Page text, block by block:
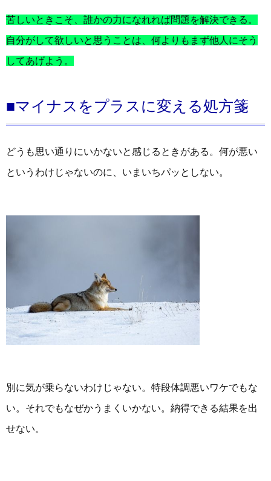
苦しいときこそ、誰かの力になれれば問題を解決できる。
自分がして欲しいと思うことは、何よりもまず他人にそう
してあげよう。
■マイナスをプラスに変える処方箋
どうも思い通りにいかないと感じるときがある。何が悪い
というわけじゃないのに、いまいちパッとしない。
別に気が乗らないわけじゃない。特段体調悪いワケでもな
い。それでもなぜかうまくいかない。納得できる結果を出
せない。